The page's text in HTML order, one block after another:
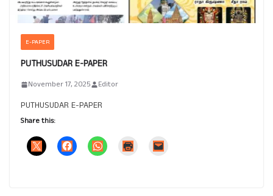
E-PAPER
PUTHUSUDAR E-PAPER
November 17, 2025 Editor
PUTHUSUDAR E-PAPER
Share this: